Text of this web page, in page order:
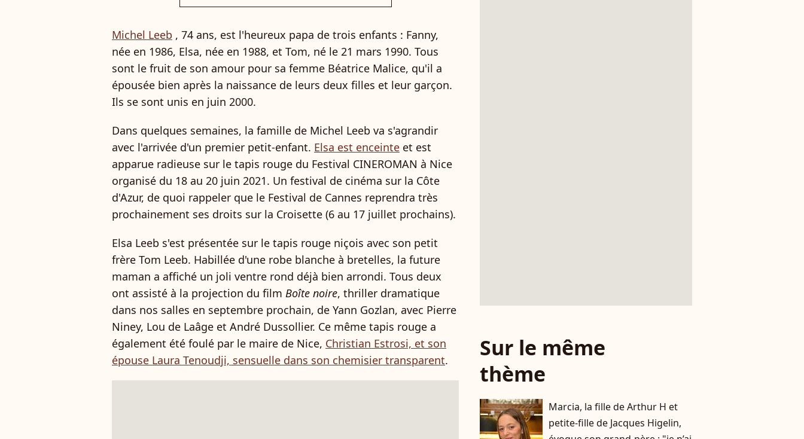
Michel Leeb , 74 ans, est l'heureux papa de trois enfants : Fanny,
née en 1986, Elsa, née en 1988, et Tom, né le 21 mars 1990. Tous
sont le fruit de son amour pour sa femme Béatrice Malice, qu'il a
épousée bien après la naissance de leurs deux filles et leur garçon.
Ils se sont unis en juin 2000.
Dans quelques semaines, la famille de Michel Leeb va s'agrandir
avec l'arrivée d'un premier petit-enfant. Elsa est enceinte et est
apparue radieuse sur le tapis rouge du Festival CINEROMAN à Nice
organisé du 18 au 20 juin 2021. Un festival de cinéma sur la Côte
d'Azur, de quoi rappeler que le Festival de Cannes reprendra très
prochainement ses droits sur la Croisette (6 au 17 juillet prochains).
Elsa Leeb s'est présentée sur le tapis rouge niçois avec son petit
frère Tom Leeb. Habillée d'une robe blanche à bretelles, la future
maman a affiché un joli ventre rond déjà bien arrondi. Tous deux
ont assisté à la projection du film Boîte noire, thriller dramatique
dans nos salles en septembre prochain, de Yann Gozlan, avec Pierre
Niney, Lou de Laâge et André Dussollier. Ce même tapis rouge a
également été foulé par le maire de Nice, Christian Estrosi, et son
épouse Laura Tenoudji, sensuelle dans son chemisier transparent.
Sur le même
thème
Marcia, la fille de Arthur H et
petite-fille de Jacques Higelin,